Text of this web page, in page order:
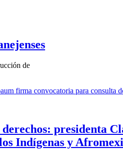
de
presidenta
Indígenas y